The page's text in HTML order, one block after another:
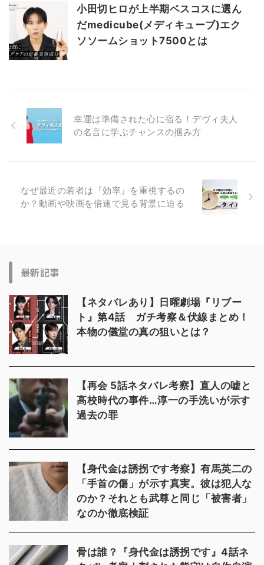
小田切ヒロが上半期ベスコスに選ん
だmedicube(メディキューブ)エク
ソソームショット7500とは
幸運は準備された心に宿る！デヴィ夫人
の名言に学ぶチャンスの掴み方
なぜ最近の若者は『効率』を重視するの
か？動画や映画を倍速で見る背景に迫る
最新記事
【ネタバレあり】日曜劇場『リブー
ト』第4話 ガチ考察＆伏線まとめ！
本物の儀堂の真の狙いとは？
【再会 5話ネタバレ考察】直人の嘘と
高校時代の事件…淳一の手洗いが示す
過去の罪
【身代金は誘拐です考察】有馬英二の
「手首の傷」が示す真実。彼は犯人な
のか？それとも武尊と同じ「被害者」
なのか徹底検証
骨は誰？『身代金は誘拐です』4話ネ